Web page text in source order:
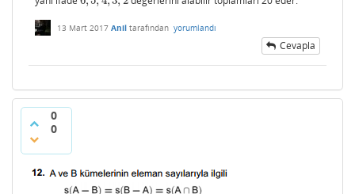
13 Mart 2017 Anil tarafından yorumlandı
Cevapla
0
0